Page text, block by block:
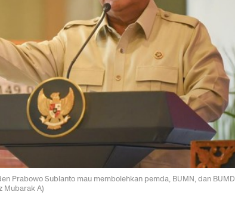
Prabowo Subianto mau membolehkan pemda, BUMN, dan BUMD
Mubarak A)